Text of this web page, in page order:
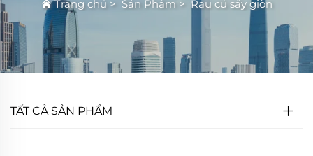
Trang chủ > Sản Phẩm > Rau củ sấy giòn
TẤT CẢ SẢN PHẨM